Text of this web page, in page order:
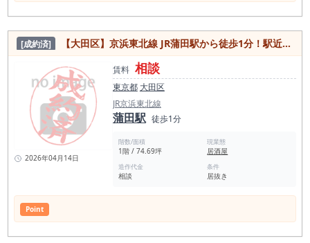
[成約済] 【大田区】京浜東北線 JR蒲田駅から徒歩1分！駅近でアクセス便利な居抜き物件
2026年04月14日
賃料 相談
東京都 大田区
JR京浜東北線
蒲田駅 徒歩1分
階数/面積
1階 / 74.69坪
現業態
居酒屋
造作代金
相談
条件
居抜き
Point